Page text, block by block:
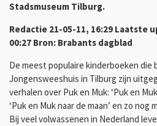
Stadsmuseum Tilburg.
Redactie 21-05-11, 16:29 Laatste
00:27 Bron: Brabants dagblad
De meest populaire kinderboeken die
Jongensweeshuis in Tilburg zijn
verhalen over Puk en Muk: ‘Puk en
‘Puk en Muk naar de maan’ en zo
Bij veel volwassenen in Nederland